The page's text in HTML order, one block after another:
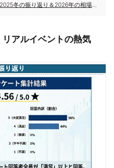
ログミー IR Meet 2025冬の振り返り＆2026年の相場見通し
アルイベントの熱気